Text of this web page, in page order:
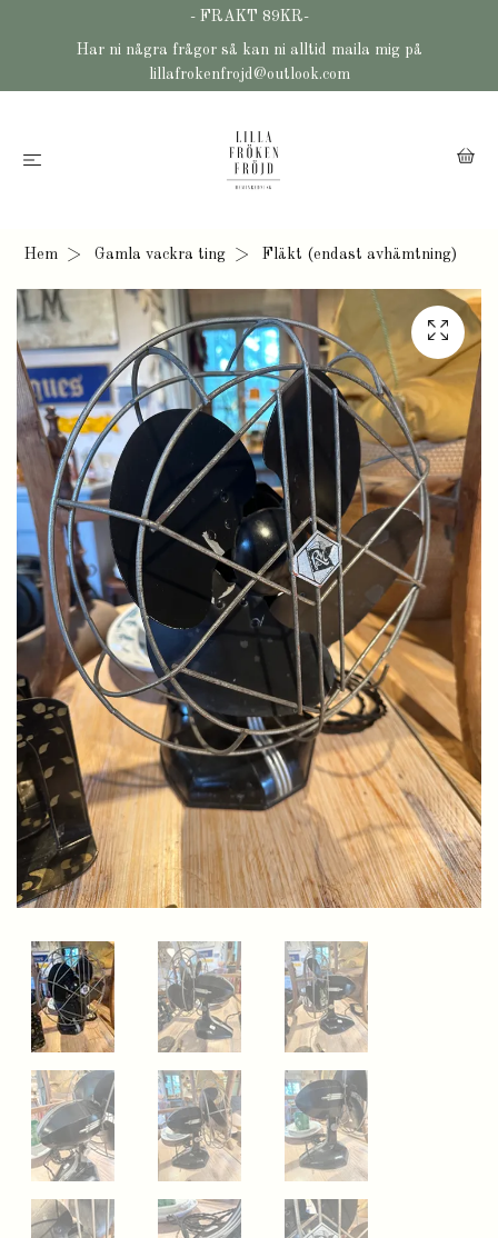
- FRAKT 89KR-
Har ni några frågor så kan ni alltid maila mig på
lillafrokenfrojd@outlook.com
Hem Gamla vackra ting Fläkt (endast avhämtning)